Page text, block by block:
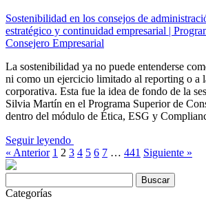
Sostenibilidad en los consejos de
estratégico y continuidad empresarial |
Consejero Empresarial
La sostenibilidad ya no puede entenderse
ni como un ejercicio limitado al reporting o a
corporativa. Esta fue la idea de fondo de la
Silvia Martín en el Programa Superior de
dentro del módulo de Ética, ESG y
Seguir leyendo
« Anterior 1 2 3 4 5 6 7 … 441 Siguiente »
Categorías